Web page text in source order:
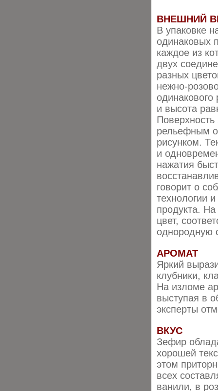
ВНЕШНИЙ
В упаковке
одинаковых
каждое из
двух
разных
нежно-
и высота
рельефным
рисунком.
и
нажатия
говорит о
технологии и
продукта.
цвет,
однородную
АРОМАТ
Яркий
клубники,
На изломе
выступая в
эксперты
ВКУС
Зефир
хорошей
этом
всех
ванили, в